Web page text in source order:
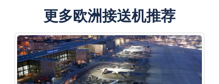
更多欧洲接送机推荐